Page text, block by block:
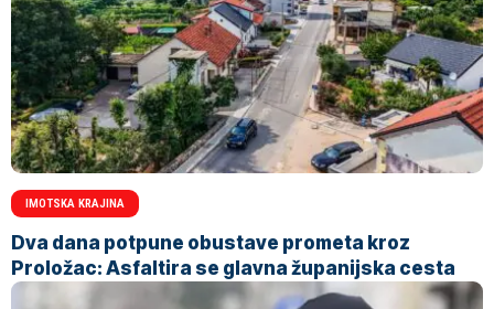
IMOTSKA KRAJINA
Dva dana potpune obustave prometa kroz
Proložac: Asfaltira se glavna županijska cesta